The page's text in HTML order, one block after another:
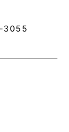
3055